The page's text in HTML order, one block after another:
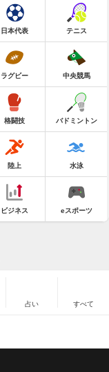
日本代表 テニス
ラグビー 中央競馬
格闘技 バドミントン
陸上 水泳
ビジネス eスポーツ
占い すべて